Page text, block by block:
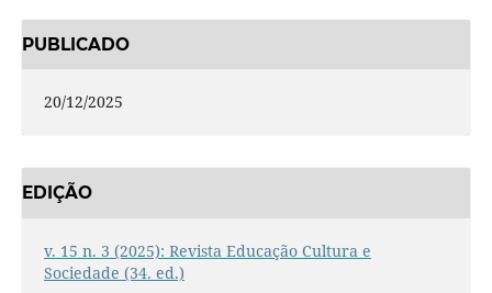
PUBLICADO
20/12/2025
EDIÇÃO
v. 15 n. 3 (2025): Revista Educação Cultura e
Sociedade (34. ed.)